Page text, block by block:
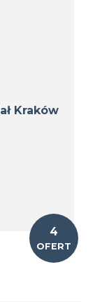
Kraków
4
OFERT